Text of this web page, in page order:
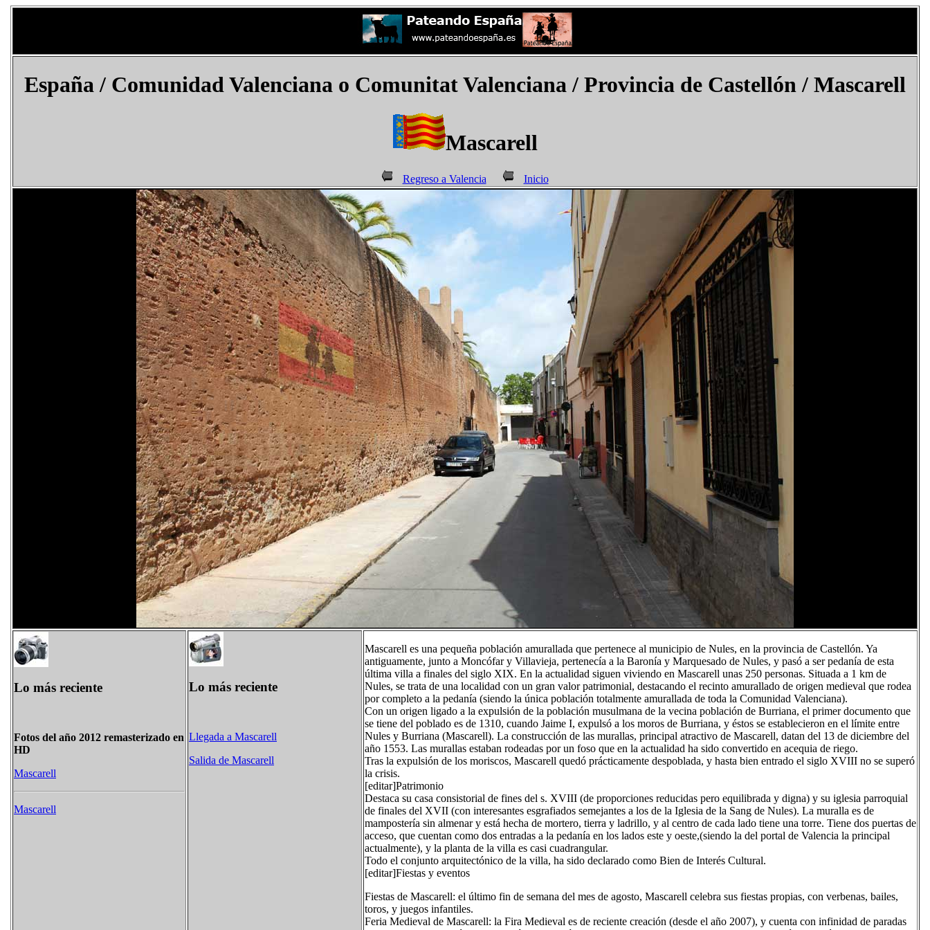
España / Comunidad Valenciana o Comunitat Valenciana / Provincia de Castellón / Mascarell
Mascarell
Regreso a Valencia Inicio
Lo más reciente
Fotos del año 2012 remasterizado en
HD
Mascarell
Mascarell
Lo más reciente
Llegada a Mascarell
Salida de Mascarell
Mascarell es una pequeña población amurallada que pertenece al municipio de Nules, en la provincia de Castellón. Ya
antiguamente, junto a Moncófar y Villavieja, pertenecía a la Baronía y Marquesado de Nules, y pasó a ser pedanía de esta
última villa a finales del siglo XIX. En la actualidad siguen viviendo en Mascarell unas 250 personas. Situada a 1 km de
Nules, se trata de una localidad con un gran valor patrimonial, destacando el recinto amurallado de origen medieval que rodea
por completo a la pedanía (siendo la única población totalmente amurallada de toda la Comunidad Valenciana).
Con un origen ligado a la expulsión de la población musulmana de la vecina población de Burriana, el primer documento que
se tiene del poblado es de 1310, cuando Jaime I, expulsó a los moros de Burriana, y éstos se establecieron en el límite entre
Nules y Burriana (Mascarell). La construcción de las murallas, principal atractivo de Mascarell, datan del 13 de diciembre del
año 1553. Las murallas estaban rodeadas por un foso que en la actualidad ha sido convertido en acequia de riego.
Tras la expulsión de los moriscos, Mascarell quedó prácticamente despoblada, y hasta bien entrado el siglo XVIII no se superó
la crisis.
[editar]Patrimonio
Destaca su casa consistorial de fines del s. XVIII (de proporciones reducidas pero equilibrada y digna) y su iglesia parroquial
de finales del XVII (con interesantes esgrafiados semejantes a los de la Iglesia de la Sang de Nules). La muralla es de
mampostería sin almenar y está hecha de mortero, tierra y ladrillo, y al centro de cada lado tiene una torre. Tiene dos puertas de
acceso, que cuentan como dos entradas a la pedanía en los lados este y oeste,(siendo la del portal de Valencia la principal
actualmente), y la planta de la villa es casi cuadrangular.
Todo el conjunto arquitectónico de la villa, ha sido declarado como Bien de Interés Cultural.
[editar]Fiestas y eventos
Fiestas de Mascarell: el último fin de semana del mes de agosto, Mascarell celebra sus fiestas propias, con verbenas, bailes,
toros, y juegos infantiles.
Feria Medieval de Mascarell: la Fira Medieval es de reciente creación (desde el año 2007), y cuenta con infinidad de paradas